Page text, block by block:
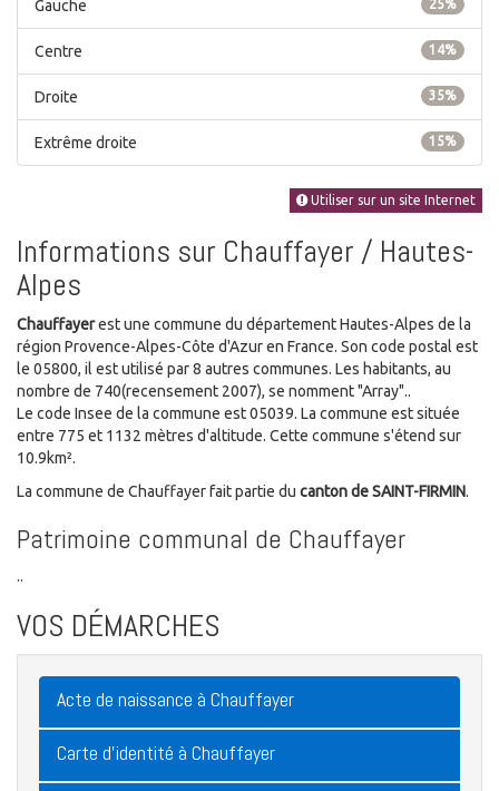
25%
Gauche
14%
Centre
35%
Droite
15%
Extrême droite
Utiliser sur un site Internet
Informations sur Chauffayer / Hautes-
Alpes
Chauffayerest une commune du département Hautes-Alpes de la
région Provence-Alpes-Côte d'Azur en France. Son code postal est
le 05800, il est utilisé par 8 autres communes. Les habitants, au
nombre de 740(recensement 2007), se nomment "Array"..
Le code Insee de la commune est 05039. La commune est située
entre 775 et 1132 mètres d'altitude. Cette commune s'étend sur
10.9km².
La commune de Chauffayer fait partie du canton de SAINT-FIRMIN.
Patrimoine communal de Chauffayer
..
VOS DÉMARCHES
Acte de naissance à Chauffayer
Carte d'identité à Chauffayer